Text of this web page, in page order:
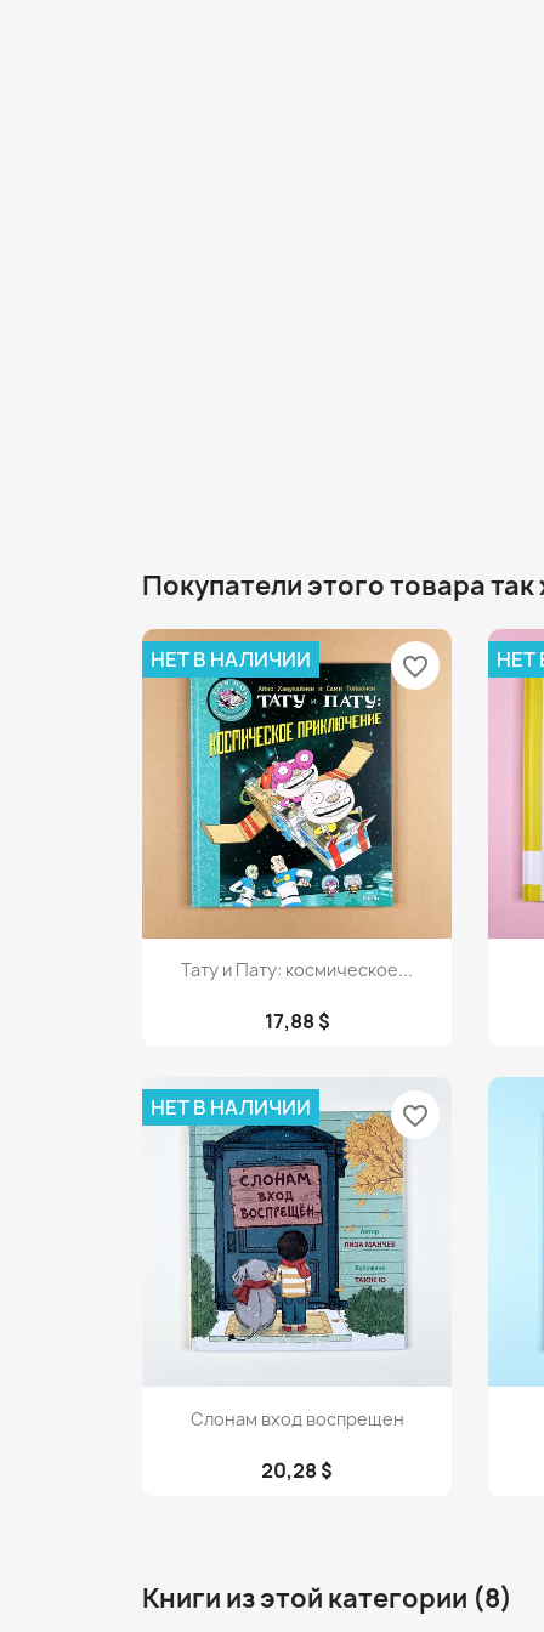
Покупатели этого товара
Просмотр
Тату и Пату: космическое...
17,88 $
НЕТ В НАЛИЧИИ favorite_border НЕТ
 Просмотр
Слонам вход воспрещен
20,28 $
НЕТ В НАЛИЧИИ favorite_border
Книги из этой категории (8)